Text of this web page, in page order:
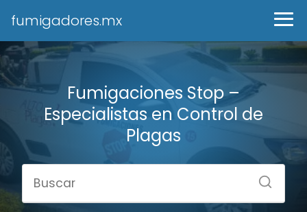
fumigadores.mx
Fumigaciones Stop –
Especialistas en Control de
Plagas